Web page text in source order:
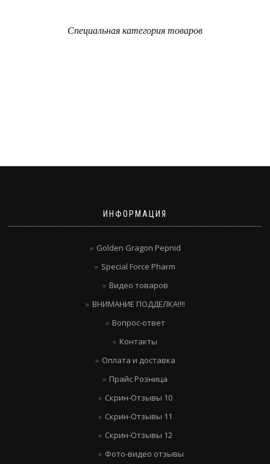
Специальная категория товаров
ИНФОРМАЦИЯ
Golden Gragon Pepnid
Special Force Pharm
Видео товаров
ВНИМАНИЕ ПОДДЕЛКА!!!!
Вопрос-ответ
Контакты
Оплата и доставка
Прайс Розница
Скрин-Отзывы 10
Скрин-Отзывы 11
Скрин-Отзывы 12
Фото-видео отзывы